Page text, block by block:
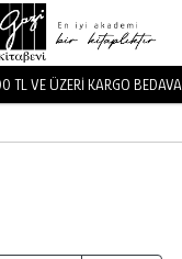
TL VE ÜZERİ KARGO BEDAVA